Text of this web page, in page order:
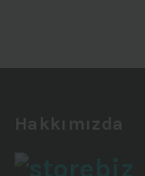
Hakkımızda